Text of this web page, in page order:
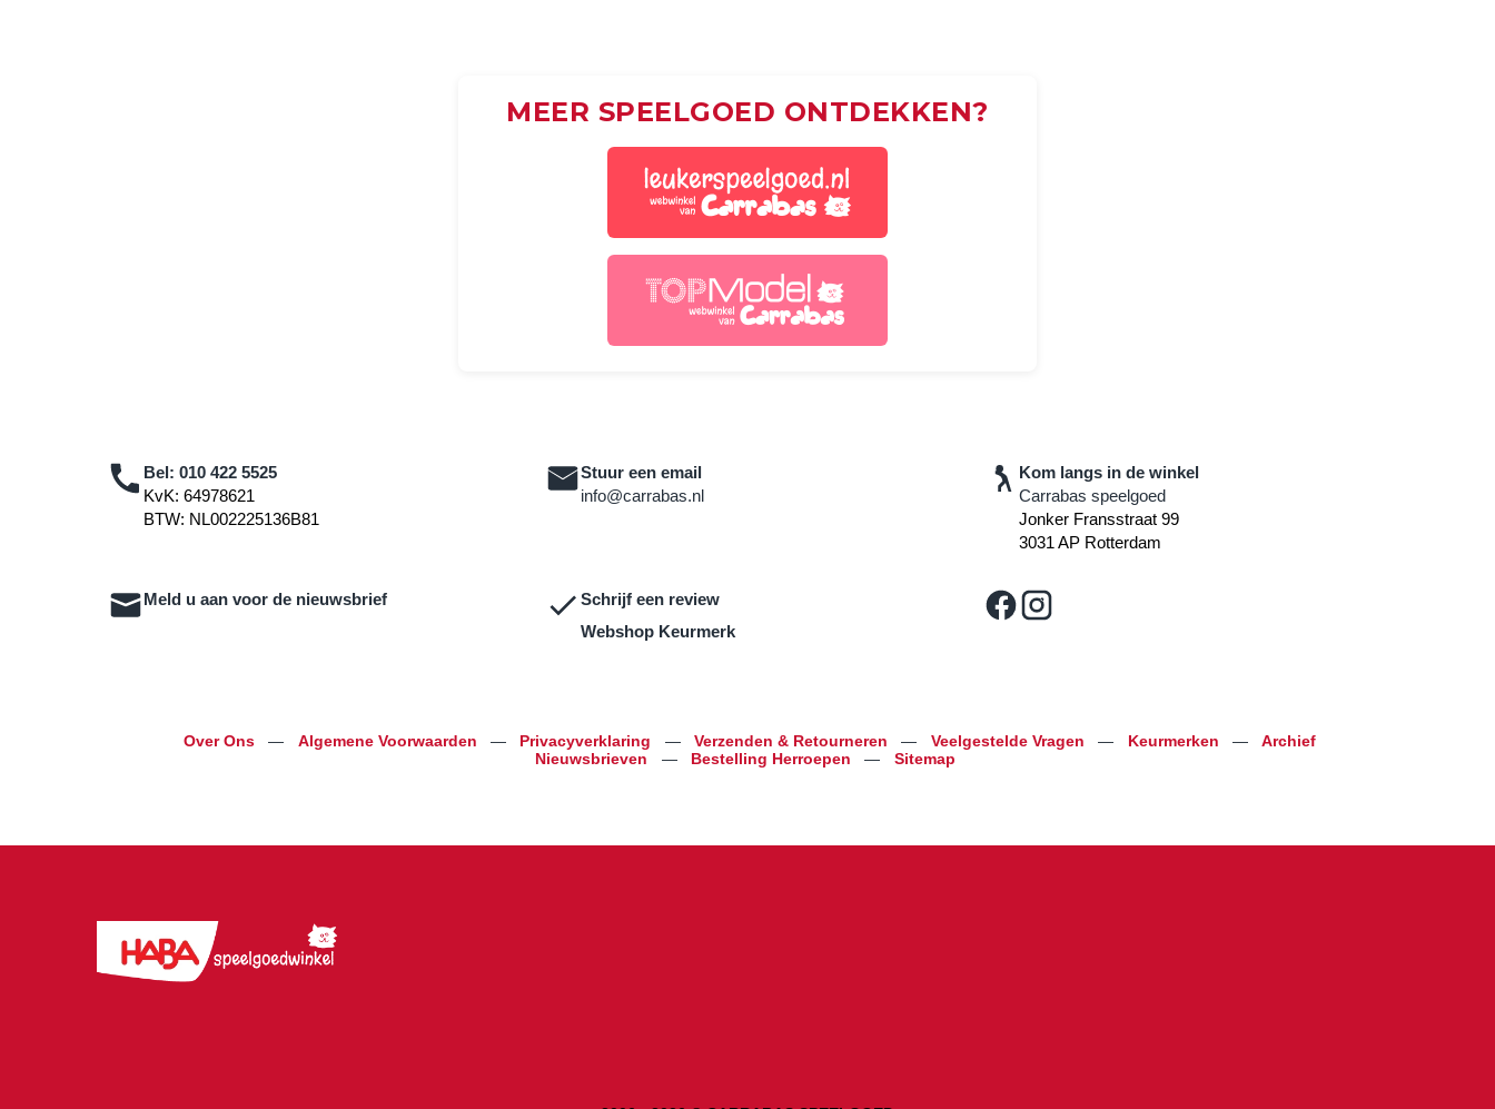
MEER SPEELGOED ONTDEKKEN?
Bel: 010 422 5525
KvK: 64978621
BTW: NL002225136B81
Stuur een email
info@carrabas.nl
Kom langs in de winkel
Carrabas speelgoed
Jonker Fransstraat 99
3031 AP Rotterdam
Meld u aan voor de nieuwsbrief
Schrijf een review
Webshop Keurmerk
Over Ons — Algemene Voorwaarden — Privacyverklaring — Verzenden & Retourneren — Veelgestelde Vragen — Keurmerken —
Archief
Nieuwsbrieven
— Bestelling Herroepen — Sitemap